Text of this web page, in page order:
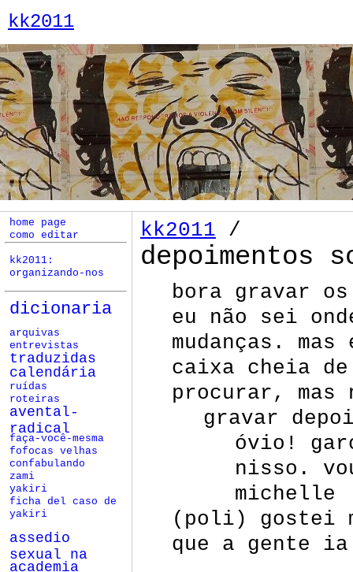
kk2011
home page
como editar
kk2011:
organizando-nos
dicionaria
arquivas
entrevistas
traduzidas
calendária
ruídas
roteiras
avental-
radical
faça-você-mesma
fofocas velhas
confabulando
zami
yakiri
ficha del caso de
yakiri
assedio
sexual na
academia
kk2011 /
depoimentos
bora gravar
eu não sei
mudanças.
caixa cheia
procurar, mas
gravar
óvio!
nisso.
michelle
(poli) gostei
que a gente